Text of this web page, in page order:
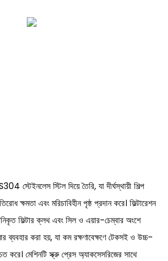
স্টেইনলেস স্টিল দিয়ে তৈরি, যা দীর্ঘস্থায়ী শিল্প
ক্ষমতা এবং মরিচাবিহীন পৃষ্ঠ প্রদান করে। ফিল্টারেশন
ফিল্টার ক্লথ এবং সিল ও এয়ার-চেম্বার অংশে
ব্যবহার করা হয়, যা কম রক্ষণাবেক্ষণে টেকসই ও উচ্চ-
করে। মেশিনটি স্ক্রু প্রেস অ্যাকসেসরিজের সাথে